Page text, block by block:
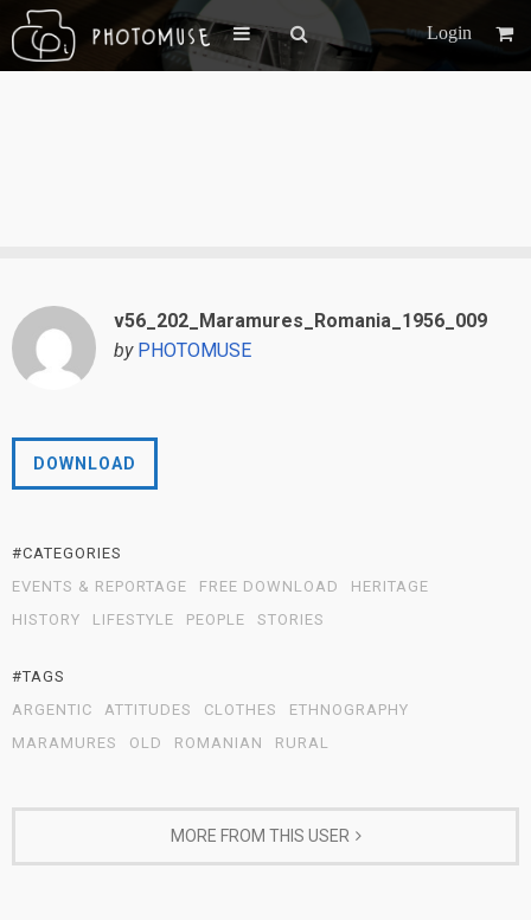
Login
v56_202_Maramures_Romania_1956_009
by PHOTOMUSE
DOWNLOAD
#CATEGORIES
EVENTS & REPORTAGE
FREE DOWNLOAD
HERITAGE
HISTORY
LIFESTYLE PEOPLE STORIES
#TAGS
ARGENTIC
ATTITUDES CLOTHES
ETHNOGRAPHY
MARAMURES
OLD ROMANIAN RURAL
MORE FROM THIS USER